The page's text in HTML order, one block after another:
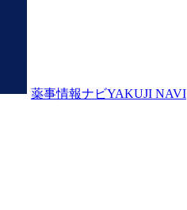
薬事情報ナビYAKUJI NAVI